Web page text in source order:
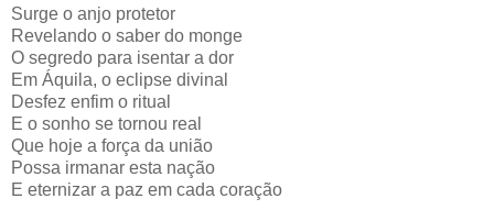
Surge o anjo protetor
Revelando o saber do monge
O segredo para isentar a dor
Em Áquila, o eclipse divinal
Desfez enfim o ritual
E o sonho se tornou real
Que hoje a força da união
Possa irmanar esta nação
E eternizar a paz em cada coração